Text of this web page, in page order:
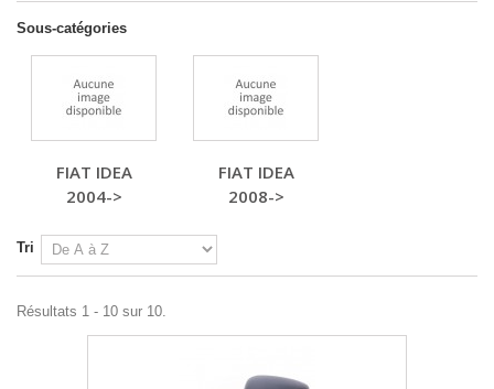
Sous-catégories
FIAT IDEA
2004->
FIAT IDEA
2008->
Tri
Résultats 1 - 10 sur 10.